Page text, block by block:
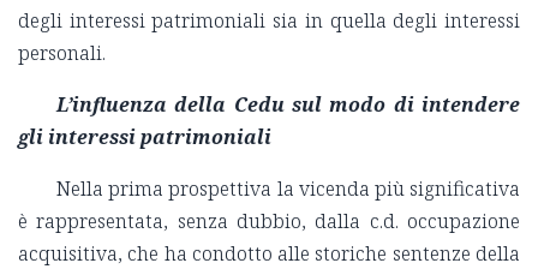
degli interessi patrimoniali sia in quella degli interessi
personali.
L’influenza della Cedu sul modo di intendere
gli interessi patrimoniali
Nella prima prospettiva la vicenda più significativa
è rappresentata, senza dubbio, dalla c.d. occupazione
acquisitiva, che ha condotto alle storiche sentenze della